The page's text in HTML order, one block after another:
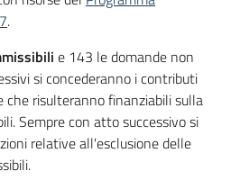
.
e 143 le domande non
si concederanno i contributi
che risulteranno finanziabili sulla
Sempre con atto successivo si
relative all'esclusione delle